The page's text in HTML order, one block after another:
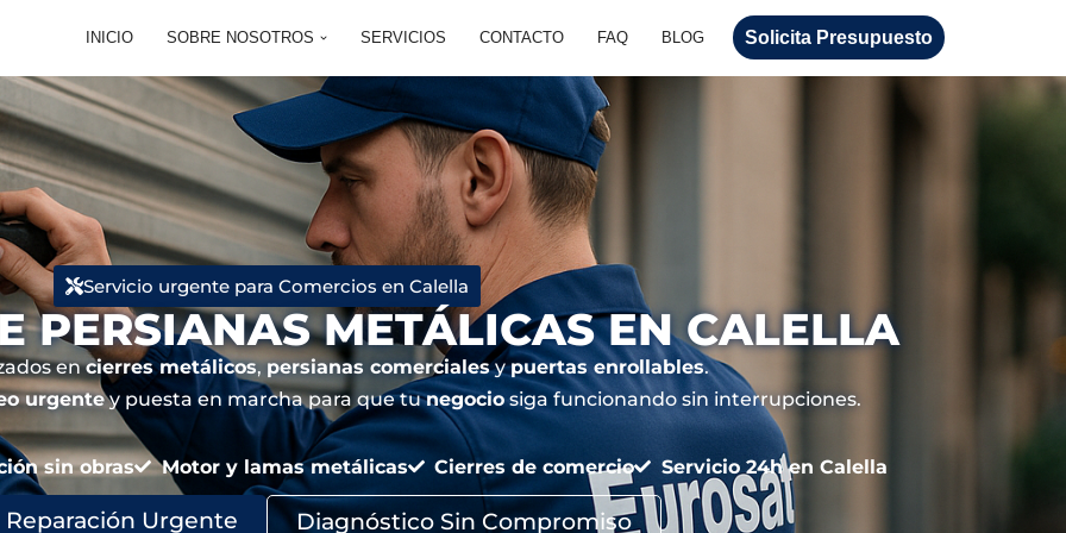
INICIO SOBRE NOSOTROS SERVICIOS CONTACTO FAQ BLOG Solicita Presupuesto
Servicio urgente para Comercios en Calella
PERSIANAS METÁLICAS EN CALELLA
encierres metálicos,persianas comercialesypuertas enrollables.
urgentey puesta en marcha para que tunegociosiga funcionando sin interrupciones.
sin obras Motor y lamas metálicas Cierres de comercio Servicio 24h en Calella
Urgente Diagnóstico Sin Compromiso